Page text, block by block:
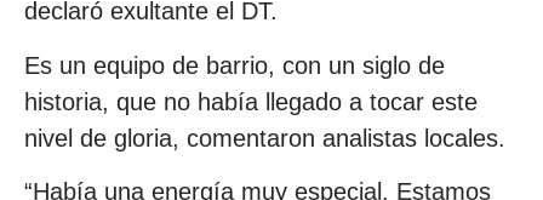
declaró exultante el DT.
Es un equipo de barrio, con un siglo de
historia, que no había llegado a tocar este
nivel de gloria, comentaron analistas locales.
“Había una energía muy especial. Estamos